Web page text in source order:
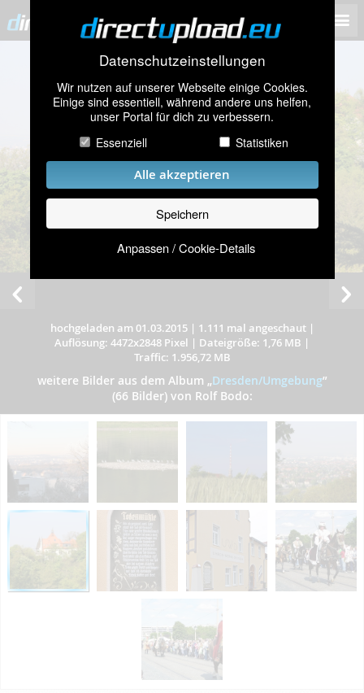
Datenschutzeinstellungen
Wir nutzen auf unserer Webseite einige Cookies.
Einige sind essentiell, während andere uns helfen,
unser Portal für dich zu verbessern.
Essenziell
Statistiken
Alle akzeptieren
Speichern
Anpassen / Cookie-Details
hochgeladen am 01.03.2015| 1.111 mal angeschaut|
Auflösung: 4472x2848 Pixel | Dateigröße: 1,76 MB |
Traffic: 1.956,72 MB
weitere Bilder aus dem Album „Dresden/Umgebung”
(66 Bilder) von Rolf Bodo: